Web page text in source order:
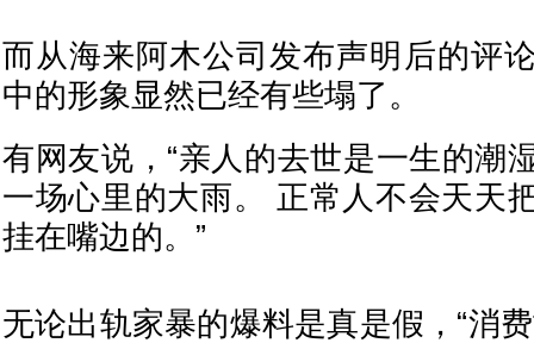
而从海来阿木公司发布声明后的评
中的形象显然已经有些塌了。
有网友说，“亲人的去世是一生的潮
一场心里的大雨。 正常人不会天天
挂在嘴边的。”
无论出轨家暴的爆料是真是假，“消